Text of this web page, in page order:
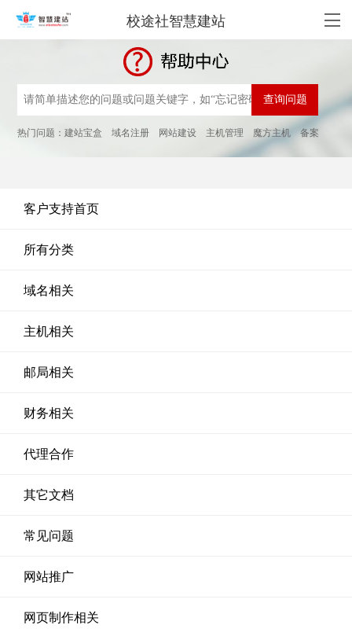
校途社智慧建站
热门问题：建站宝盒 域名注册 网站建设 主机管理 魔方主机 备案
客户支持首页
所有分类
域名相关
主机相关
邮局相关
财务相关
代理合作
其它文档
常见问题
网站推广
网页制作相关